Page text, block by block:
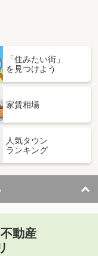
「住みたい街」
を見つけよう
家賃相場
人気タウン
ランキング
動産